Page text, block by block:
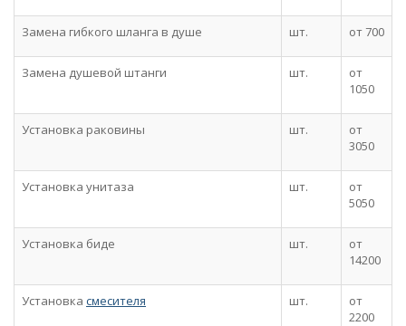
Замена гибкого шланга в душе шт. от 700
Замена душевой штанги шт.
от
1050
Установка раковины шт.
от
3050
Установка унитаза шт.
от
5050
Установка биде шт.
от
14200
Установка смесителя шт.
от
2200